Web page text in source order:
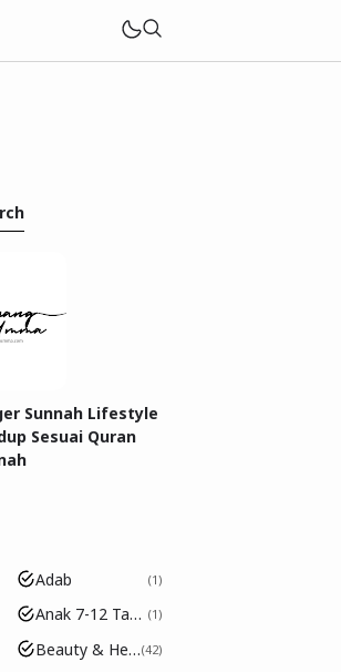
Sunnah Lifestyle
Sesuai Quran
Adab 1
Anak 7-12 Tahun 1
Beauty & Health 42